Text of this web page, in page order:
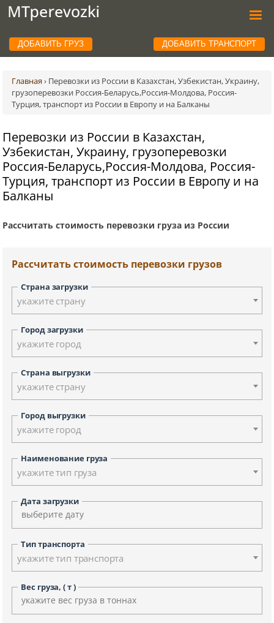
ДОБАВИТЬ ГРУЗ ДОБАВИТЬ ТРАНСПОРТ
Главная › Перевозки из России в Казахстан, Узбекистан, Украину,
грузоперевозки Россия-Беларусь,Россия-Молдова, Россия-
Турция, транспорт из России в Европу и на Балканы
Перевозки из России в Казахстан,
Узбекистан, Украину, грузоперевозки
Россия-Беларусь,Россия-Молдова, Россия-
Турция, транспорт из России в Европу и на
Балканы
Рассчитать стоимость перевозки груза из России
Рассчитать стоимость перевозки грузов
Страна загрузки
укажите страну
Город загрузки
укажите город
Страна выгрузки
укажите страну
Город выгрузки
укажите город
Наименование груза
укажите тип груза
Дата загрузки
Тип транспорта
укажите тип транспорта
Вес груза, ( т )